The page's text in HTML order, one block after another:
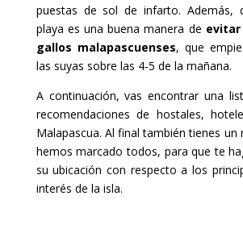
puestas de sol de infarto. Además,
playa es una buena manera de
gallos malapascuenses, que
las suyas sobre las 4-5 de la mañana.
A continuación, vas encontrar una
recomendaciones de hostales,
Malapascua. Al final también tienes un
hemos marcado todos, para que te
su ubicación con respecto a los
interés de la isla.